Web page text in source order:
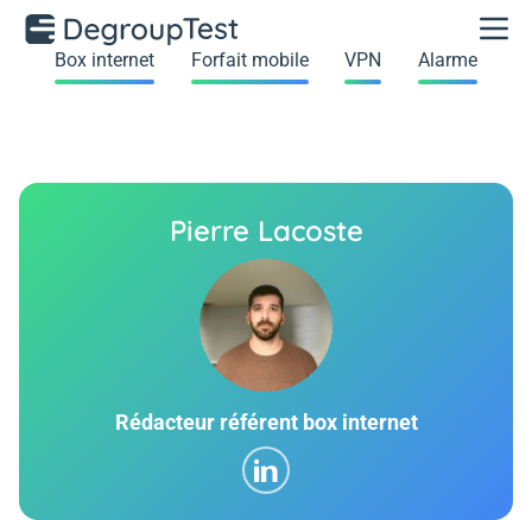
Box internet Forfait mobile VPN Alarme
Pierre Lacoste
Rédacteur référent box internet